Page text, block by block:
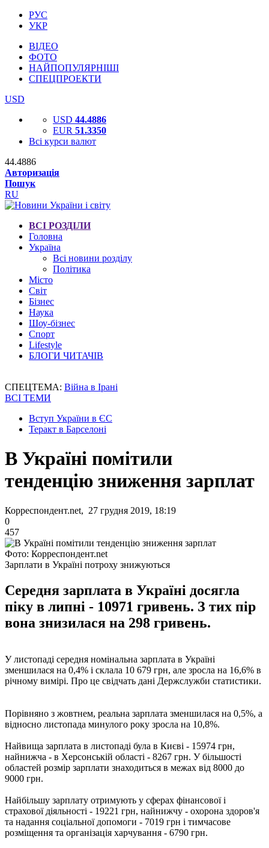
РУС
УКР
ВІДЕО
ФОТО
НАЙПОПУЛЯРНІШІ
СПЕЦПРОЕКТИ
USD
USD 44.4886
EUR 51.3350
Всі курси валют
44.4886
Авторизація
Пошук
RU
ВСІ РОЗДІЛИ
Головна
Україна
Всі новини розділу
Політика
Місто
Світ
Бізнес
Наука
Шоу-бізнес
Спорт
Lifestyle
БЛОГИ ЧИТАЧІВ
СПЕЦТЕМА: Війна в Ірані
ВСІ ТЕМИ
Вступ України в ЄС
Теракт в Барселоні
В Україні помітили
тенденцію зниження зарплат
Корреспондент.net, 27 грудня 2019, 18:19
0
457
Фото: Корреспондент.net
Зарплати в Україні потроху знижуються
Середня зарплата в Україні досягла
піку в липні - 10971 гривень. З тих пір
вона знизилася на 298 гривень.
У листопаді середня номінальна зарплата в Україні
зменшилася на 0,4% і склала 10 679 грн, але зросла на 16,6% в
річному вимірі. Про це свідчать дані Держслужби статистики.
Порівняно з жовтнем, реальна зарплата зменшилася на 0,5%, а
відносно листопада минулого року зросла на 10,8%.
Найвища зарплата в листопаді була в Києві - 15974 грн,
найнижча - в Херсонській області - 8267 грн. У більшості
областей розмір зарплати знаходиться в межах від 8000 до
9000 грн.
Найбільшу зарплату отримують у сферах фінансової і
страхової діяльності - 19221 грн, найнижчу - охорона здоров'я
та надання соціальної допомоги - 7019 грн і тимчасове
розміщення та організація харчування - 6790 грн.